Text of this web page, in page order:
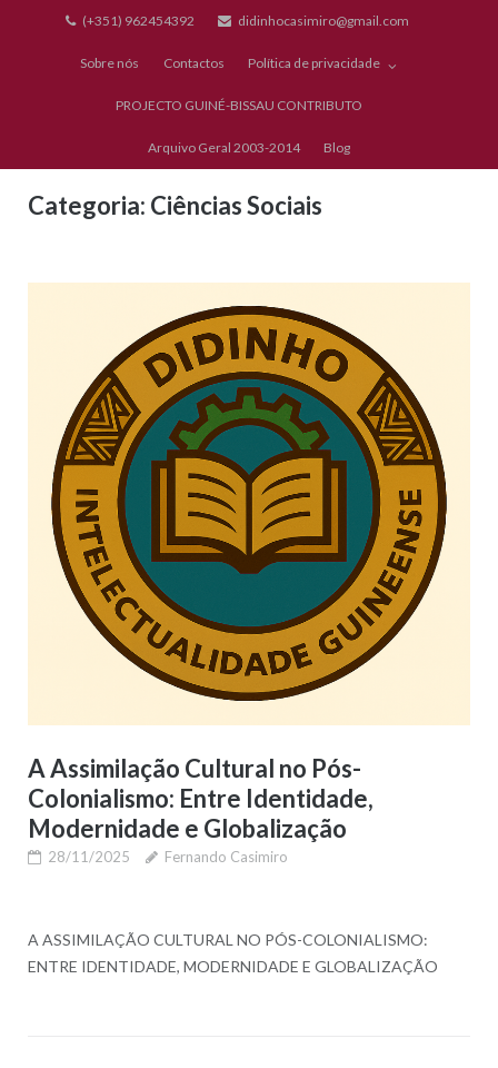
(+351) 962454392 didinhocasimiro@gmail.com
Sobre nós Contactos Política de privacidade
PROJECTO GUINÉ-BISSAU CONTRIBUTO
Arquivo Geral 2003-2014 Blog
Categoria: Ciências Sociais
A Assimilação Cultural no Pós-
Colonialismo: Entre Identidade,
Modernidade e Globalização
28/11/2025 Fernando Casimiro
A ASSIMILAÇÃO CULTURAL NO PÓS-COLONIALISMO:
ENTRE IDENTIDADE, MODERNIDADE E GLOBALIZAÇÃO